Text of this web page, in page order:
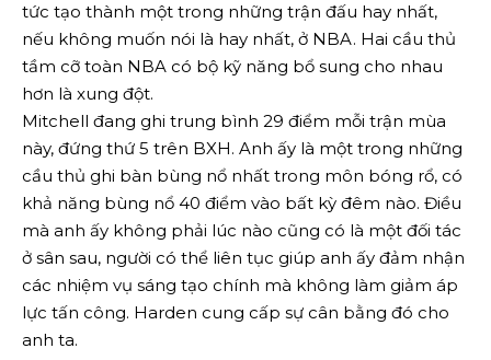
tức tạo thành một trong những trận đấu hay nhất,
nếu không muốn nói là hay nhất, ở NBA. Hai cầu thủ
tầm cỡ toàn NBA có bộ kỹ năng bổ sung cho nhau
hơn là xung đột.
Mitchell đang ghi trung bình 29 điểm mỗi trận mùa
này, đứng thứ 5 trên BXH. Anh ấy là một trong những
cầu thủ ghi bàn bùng nổ nhất trong môn bóng rổ, có
khả năng bùng nổ 40 điểm vào bất kỳ đêm nào. Điều
mà anh ấy không phải lúc nào cũng có là một đối tác
ở sân sau, người có thể liên tục giúp anh ấy đảm nhận
các nhiệm vụ sáng tạo chính mà không làm giảm áp
lực tấn công. Harden cung cấp sự cân bằng đó cho
anh ta.